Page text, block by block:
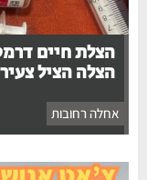
הצלת חיים
הצלה הציל
אחלה רחובות